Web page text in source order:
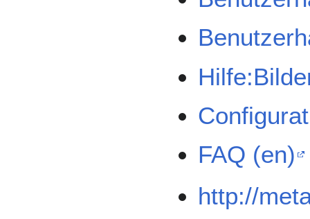
FAQ (en)
http://